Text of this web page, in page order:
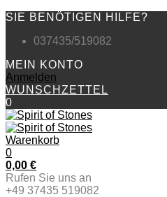
SIE BENÖTIGEN HILFE?
037435/519082
MEIN KONTO
Anmelden
WUNSCHZETTEL
0
Warenkorb
0
0,00 €
Rufen Sie uns an
+49 37435 519082